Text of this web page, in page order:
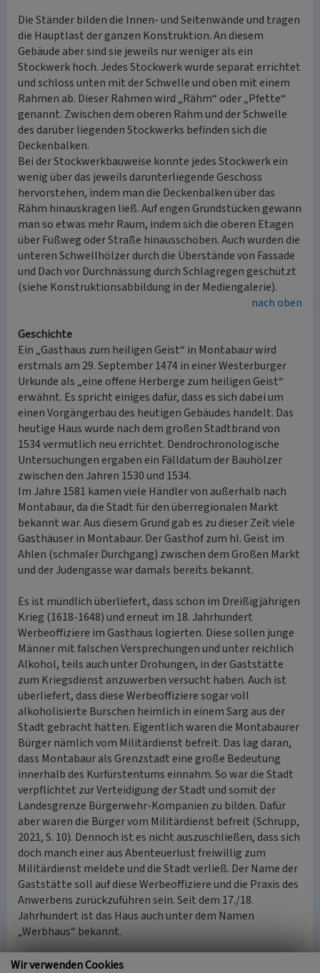
Die Ständer bilden die Innen- und Seitenwände und tragen
die Hauptlast der ganzen Konstruktion. An diesem
Gebäude aber sind sie jeweils nur weniger als ein
Stockwerk hoch. Jedes Stockwerk wurde separat errichtet
und schloss unten mit der Schwelle und oben mit einem
Rahmen ab. Dieser Rahmen wird „Rähm“ oder „Pfette“
genannt. Zwischen dem oberen Rähm und der Schwelle
des darüber liegenden Stockwerks befinden sich die
Deckenbalken.
Bei der Stockwerkbauweise konnte jedes Stockwerk ein
wenig über das jeweils darunterliegende Geschoss
hervorstehen, indem man die Deckenbalken über das
Rähm hinauskragen ließ. Auf engen Grundstücken gewann
man so etwas mehr Raum, indem sich die oberen Etagen
über Fußweg oder Straße hinausschoben. Auch wurden die
unteren Schwellhölzer durch die Überstände von Fassade
und Dach vor Durchnässung durch Schlagregen geschützt
(siehe Konstruktionsabbildung in der Mediengalerie).
nach oben
Geschichte
Ein „Gasthaus zum heiligen Geist“ in Montabaur wird
erstmals am 29. September 1474 in einer Westerburger
Urkunde als „eine offene Herberge zum heiligen Geist“
erwähnt. Es spricht einiges dafür, dass es sich dabei um
einen Vorgängerbau des heutigen Gebäudes handelt. Das
heutige Haus wurde nach dem großen Stadtbrand von
1534 vermutlich neu errichtet. Dendrochronologische
Untersuchungen ergaben ein Fälldatum der Bauhölzer
zwischen den Jahren 1530 und 1534.
Im Jahre 1581 kamen viele Händler von außerhalb nach
Montabaur, da die Stadt für den überregionalen Markt
bekannt war. Aus diesem Grund gab es zu dieser Zeit viele
Gasthäuser in Montabaur. Der Gasthof zum hl. Geist im
Ahlen (schmaler Durchgang) zwischen dem Großen Markt
und der Judengasse war damals bereits bekannt.
Es ist mündlich überliefert, dass schon im Dreißigjährigen
Krieg (1618-1648) und erneut im 18. Jahrhundert
Werbeoffiziere im Gasthaus logierten. Diese sollen junge
Männer mit falschen Versprechungen und unter reichlich
Alkohol, teils auch unter Drohungen, in der Gaststätte
zum Kriegsdienst anzuwerben versucht haben. Auch ist
überliefert, dass diese Werbeoffiziere sogar voll
alkoholisierte Burschen heimlich in einem Sarg aus der
Stadt gebracht hätten. Eigentlich waren die Montabaurer
Bürger nämlich vom Militärdienst befreit. Das lag daran,
dass Montabaur als Grenzstadt eine große Bedeutung
innerhalb des Kurfürstentums einnahm. So war die Stadt
verpflichtet zur Verteidigung der Stadt und somit der
Landesgrenze Bürgerwehr-Kompanien zu bilden. Dafür
aber waren die Bürger vom Militärdienst befreit (Schrupp,
2021, S. 10). Dennoch ist es nicht auszuschließen, dass sich
doch manch einer aus Abenteuerlust freiwillig zum
Militärdienst meldete und die Stadt verließ. Der Name der
Gaststätte soll auf diese Werbeoffiziere und die Praxis des
Anwerbens zurückzuführen sein. Seit dem 17./18.
Jahrhundert ist das Haus auch unter dem Namen
„Werbhaus“ bekannt.
Im Zuge umfangreicher Namensgebungen für Straßen und
Wir verwenden Cookies